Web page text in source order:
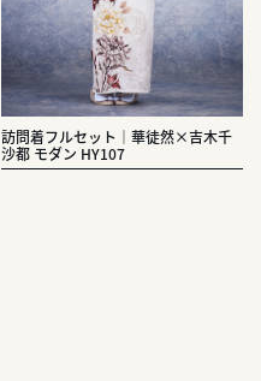
訪問着フルセット｜華徒然×吉木千
沙都 モダン HY107